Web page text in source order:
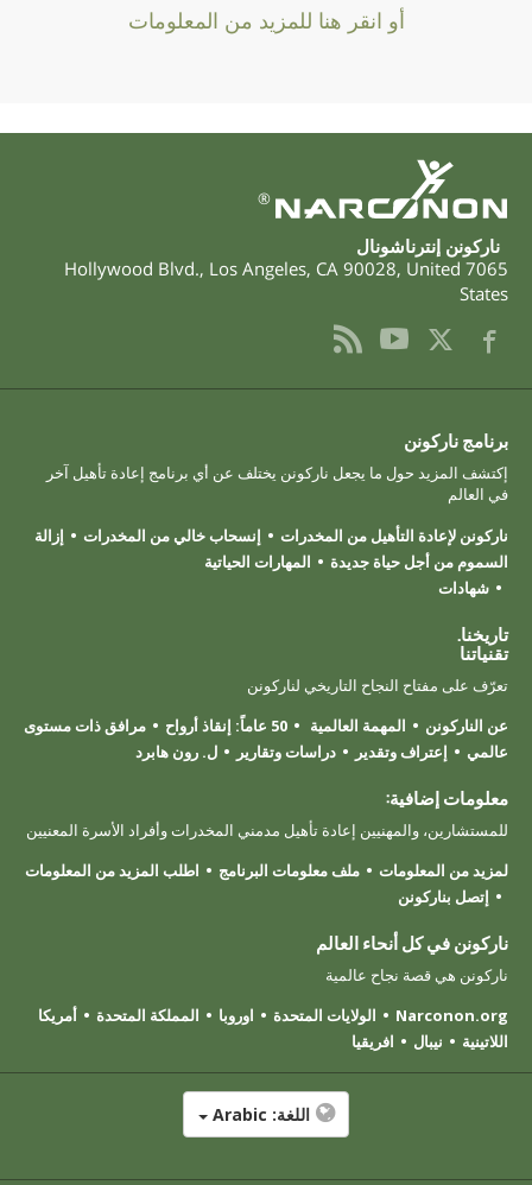
أو انقر هنا للمزيد من المعلومات
®
ناركونن إنترناشونال
7065 Hollywood Blvd.
, Los Angeles, CA 90028, United
States
برنامج ناركونن
إكتشف المزيد حول ما يجعل ناركونن يختلف عن أي برنامج إعادة تأهيل آخر
في العالم
ناركونن لإعادة التأهيل من المخدرات
إنسحاب خالي من المخدرات
إزالة
السموم من أجل حياة جديدة
المهارات الحياتية
شهادات
تاريخنا.
تقنياتنا
تعرّف على مفتاح النجاح التاريخي لناركونن
عن الناركونن
المهمة العالمية 50 عاماً: إنقاذ أرواح
مرافق ذات مستوى
عالمي
إعتراف وتقدير دراسات وتقارير ل. رون هابرد
معلومات إضافية:
للمستشارين، والمهنيين إعادة تأهيل مدمني المخدرات وأفراد الأسرة المعنيين
لمزيد من المعلومات
ملف معلومات البرنامج
اطلب المزيد من المعلومات
إتصل بناركونن
ناركونن في كل أنحاء العالم
ناركونن هي قصة نجاح عالمية
Narconon.org
الولايات المتحدة اوروبا المملكة المتحدة
أمريكا
اللاتينية
نيبال افريقيا
اللغة: